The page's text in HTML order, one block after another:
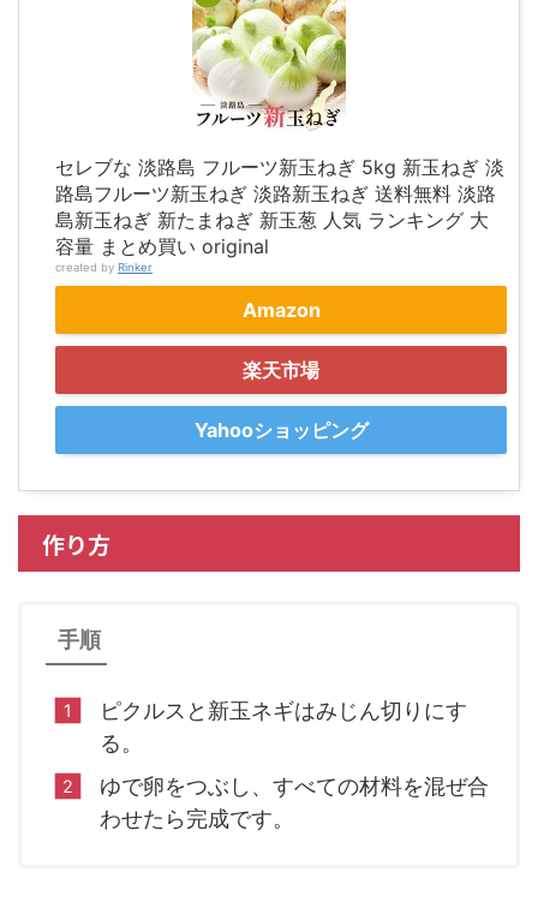
セレブな 淡路島 フルーツ新玉ねぎ 5kg 新玉ねぎ 淡
路島フルーツ新玉ねぎ 淡路新玉ねぎ 送料無料 淡路
島新玉ねぎ 新たまねぎ 新玉葱 人気 ランキング 大
容量 まとめ買い original
created by Rinker
Amazon
楽天市場
Yahooショッピング
作り方
手順
ピクルスと新玉ネギはみじん切りにす
る。
ゆで卵をつぶし、すべての材料を混ぜ合
わせたら完成です。